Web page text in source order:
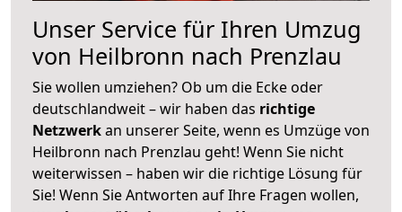
Unser Service für Ihren Umzug
von Heilbronn nach Prenzlau
Sie wollen umziehen? Ob um die Ecke oder
deutschlandweit – wir haben das richtige
Netzwerkan unserer Seite, wenn es Umzüge von
Heilbronn nach Prenzlau geht! Wenn Sie nicht
weiterwissen – haben wir die richtige Lösung für
Sie! Wenn Sie Antworten auf Ihre Fragen wollen,